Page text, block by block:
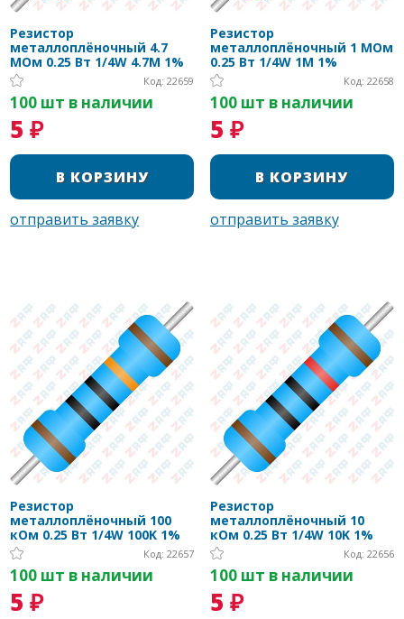
Резистор
металлоплёночный 4.7
МОм 0.25 Вт 1/4W 4.7M 1%
Код: 22659
100 шт в наличии
5 ₽
Резистор
металлоплёночный 1 МОм
0.25 Вт 1/4W 1M 1%
Код: 22658
100 шт в наличии
5 ₽
Резистор
металлоплёночный 100
кОм 0.25 Вт 1/4W 100K 1%
Код: 22657
100 шт в наличии
5 ₽
Резистор
металлоплёночный 10
кОм 0.25 Вт 1/4W 10K 1%
Код: 22656
100 шт в наличии
5 ₽